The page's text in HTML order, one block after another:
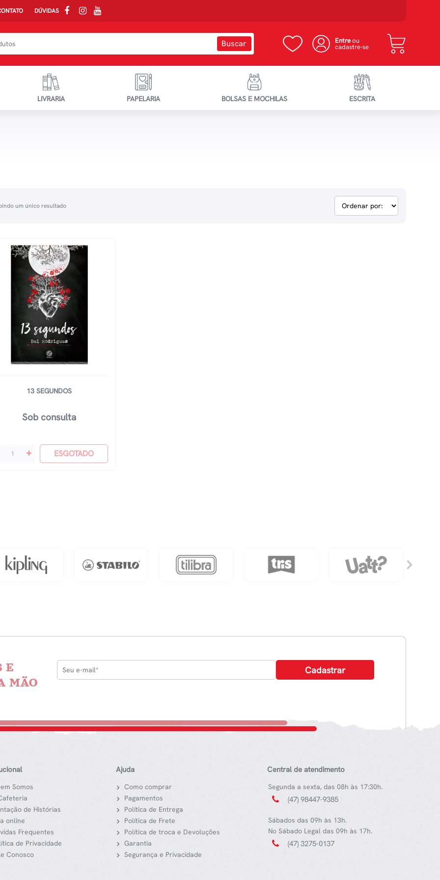
DÚVIDAS
Entreou
cadastre-se
LIVRARIA PAPELARIA BOLSAS E MOCHILAS ESCRITA
um único resultado
13 SEGUNDOS
Sob consulta
+ ESGOTADO
E
MÃO
Somos
de Histórias
online
Frequentes
de Privacidade
Conosco
Ajuda
Como comprar
Pagamentos
Política de Entrega
Política de Frete
Política de troca e Devoluções
Garantia
Segurança e Privacidade
Central de atendimento
Segunda a sexta, das 08h às 17:30h.
(47) 98447-9385
Sábados das 09h às 13h.
No Sábado Legal das 09h às 17h.
(47) 3275-0137